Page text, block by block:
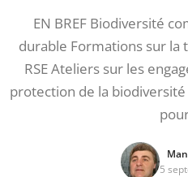
EN BREF Biodiversité
durable Formations sur la
RSE Ateliers sur les
protection de la
5